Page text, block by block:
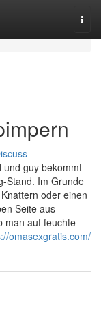
und guy bekommt
Stand. Im Grunde
oder einen
Seite aus
man auf feuchte
omasexgratis.com/